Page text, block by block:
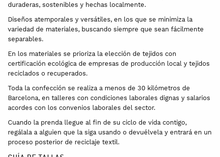
duraderas, sostenibles y hechas localmente.
Diseños atemporales y versátiles, en los que se minimiza la
variedad de materiales, buscando siempre que sean fácilmente
separables.
En los materiales se prioriza la elección de tejidos con
certificación ecológica de empresas de producción local y tejidos
reciclados o recuperados.
Toda la confección se realiza a menos de 30 kilómetros de
Barcelona, en talleres con condiciones laborales dignas y salarios
acordes con los convenios laborales del sector.
Cuando la prenda llegue al fin de su ciclo de vida contigo,
regálala a alguien que la siga usando o devuélvela y entrará en un
proceso posterior de reciclaje textil.